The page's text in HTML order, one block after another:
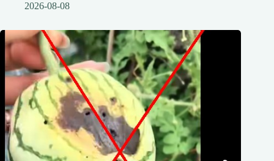
2026-08-08